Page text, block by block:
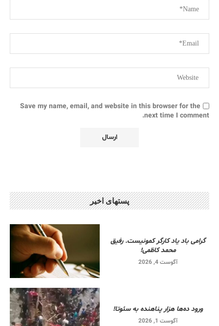
Save my name, email, and website in this browser for the
next time I comment.
پستهای اخیر
گرامی باد یاد کارگر کمونیست. رفیق
محمد کاظمی!
آگوست 4, 2026
ورود ده‌ها هزار پناهنده به سئوتا!
آگوست 1, 2026